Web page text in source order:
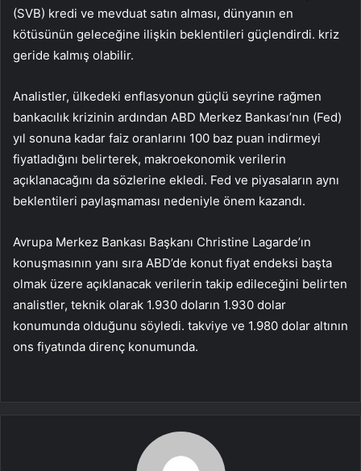
(SVB) kredi ve mevduat satın alması, dünyanın en
kötüsünün geleceğine ilişkin beklentileri güçlendirdi. kriz
geride kalmış olabilir.
Analistler, ülkedeki enflasyonun güçlü seyrine rağmen
bankacılık krizinin ardından ABD Merkez Bankası’nın (Fed)
yıl sonuna kadar faiz oranlarını 100 baz puan indirmeyi
fiyatladığını belirterek, makroekonomik verilerin
açıklanacağını da sözlerine ekledi. Fed ve piyasaların aynı
beklentileri paylaşmaması nedeniyle önem kazandı.
Avrupa Merkez Bankası Başkanı Christine Lagarde’ın
konuşmasının yanı sıra ABD’de konut fiyat endeksi başta
olmak üzere açıklanacak verilerin takip edileceğini belirten
analistler, teknik olarak 1.930 doların 1.930 dolar
konumunda olduğunu söyledi. takviye ve 1.980 dolar altının
ons fiyatında direnç konumunda.